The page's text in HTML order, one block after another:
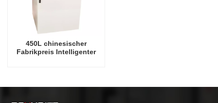
450L chinesischer
Fabrikpreis Intelligenter